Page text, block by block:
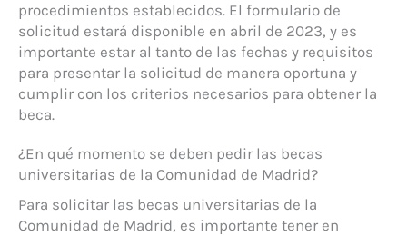
procedimientos establecidos. El formulario de
solicitud estará disponible en abril de 2023, y es
importante estar al tanto de las fechas y requisitos
para presentar la solicitud de manera oportuna y
cumplir con los criterios necesarios para obtener la
beca.
¿En qué momento se deben pedir las becas
universitarias de la Comunidad de Madrid?
Para solicitar las becas universitarias de la
Comunidad de Madrid, es importante tener en